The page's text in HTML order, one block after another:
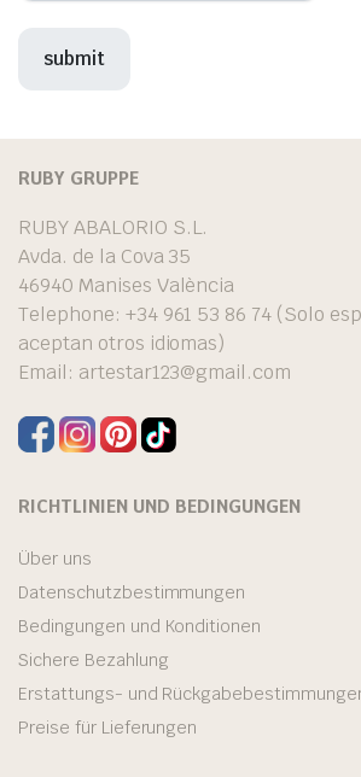
RUBY GRUPPE
RUBY ABALORIO S.L.
Avda. de la Cova 35
46940 Manises València
Telephone: +34 961 53 86 74 (Solo
aceptan otros idiomas)
Email: artestar123@gmail.com
RICHTLINIEN UND BEDINGUNGEN
Über uns
Datenschutzbestimmungen
Bedingungen und Konditionen
Sichere Bezahlung
Erstattungs- und
Preise für Lieferungen